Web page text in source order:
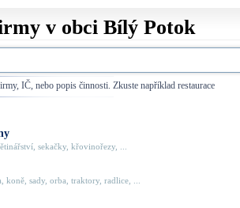
v obci Bílý Potok
IČ, nebo popis činnosti. Zkuste například restaurace
sekačky, křovinořezy, ...
koně, sady, orba, traktory, radlice, ...